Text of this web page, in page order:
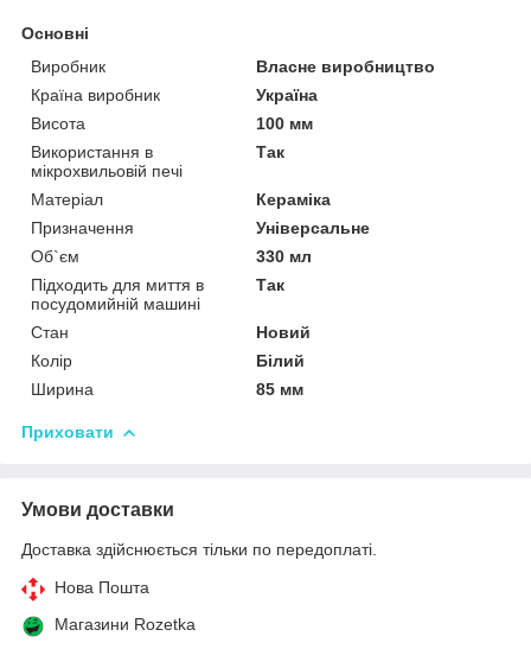
Основні
Виробник
Власне виробництво
Країна виробник
Україна
Висота
100 мм
Використання в
мікрохвильовій печі
Так
Матеріал
Кераміка
Призначення
Універсальне
Об`єм
330 мл
Підходить для миття в
посудомийній машині
Так
Стан
Новий
Колір
Білий
Ширина
85 мм
Приховати
Умови доставки
Доставка здійснюється тільки по передоплаті.
Нова Пошта
Магазини Rozetka